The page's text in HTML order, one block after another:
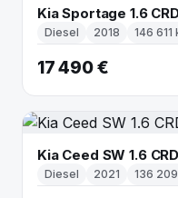
Kia Sportage 1.6
Diesel 2018 146 611
17 490 €
Kia Ceed SW 1.6
Diesel 2021 136